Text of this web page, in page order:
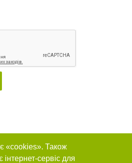
«cookies». Також
сервіс для